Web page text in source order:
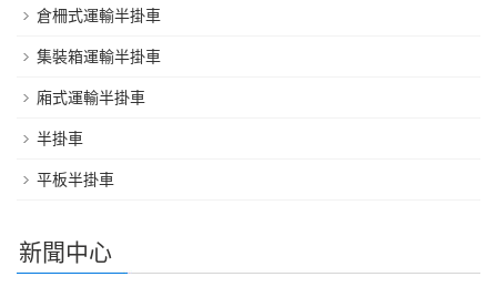
倉柵式運輸半掛車
集裝箱運輸半掛車
廂式運輸半掛車
半掛車
平板半掛車
新聞中心